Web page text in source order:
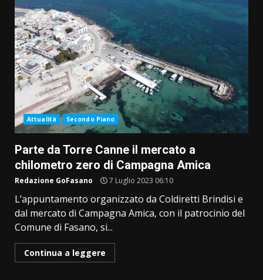
Attualità Secondo Piano
Parte da Torre Canne il mercato a
chilometro zero di Campagna Amica
Redazione GoFasano 7 Luglio 2023 06:10
L’appuntamento organizzato da Coldiretti Brindisi e
dal mercato di Campagna Amica, con il patrocinio del
Comune di Fasano, si...
Continua a leggere